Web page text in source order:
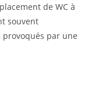
de WC à
souvent
provoqués par une